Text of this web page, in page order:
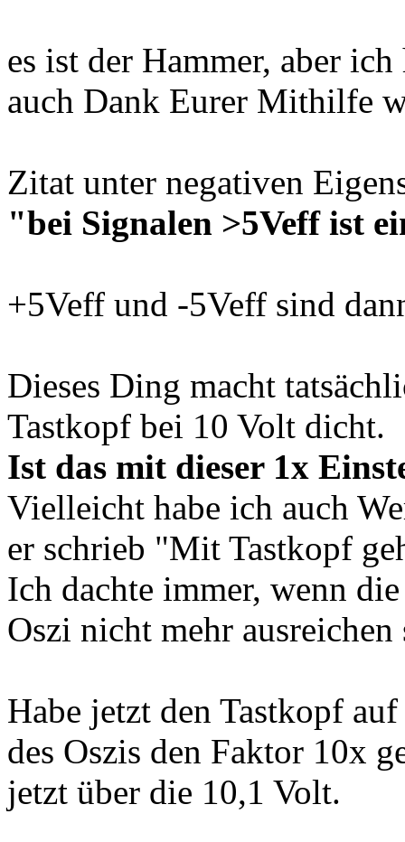
es ist der Hammer, aber
auch Dank Eurer Mithilfe
Zitat unter negativen
"bei Signalen >5Veff ist
+5Veff und -5Veff sind
Dieses Ding macht
Tastkopf bei 10 Volt dicht.
Ist das mit dieser 1x
Vielleicht habe ich auch
er schrieb "Mit Tastkopf
Ich dachte immer, wenn
Oszi nicht mehr
Habe jetzt den Tastkopf
des Oszis den Faktor 10x
jetzt über die 10,1 Volt.